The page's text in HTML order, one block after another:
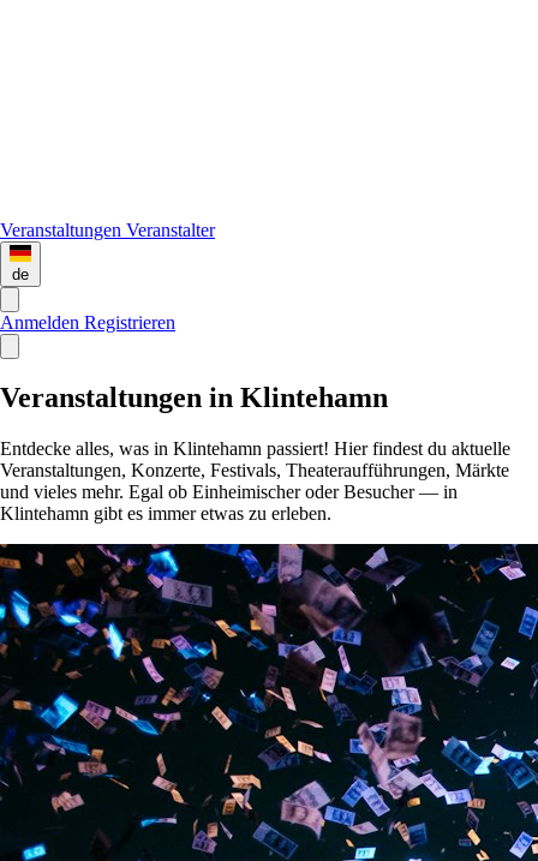
Veranstaltungen Veranstalter
de
Anmelden Registrieren
Veranstaltungen in Klintehamn
Entdecke alles, was in Klintehamn passiert! Hier findest du aktuelle
Veranstaltungen, Konzerte, Festivals, Theateraufführungen, Märkte
und vieles mehr. Egal ob Einheimischer oder Besucher — in
Klintehamn gibt es immer etwas zu erleben.